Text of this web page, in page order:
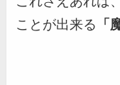
ことが出来る
「